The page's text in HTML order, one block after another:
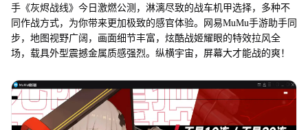
手《灰烬战线》今日激燃公测，淋漓尽致的战车机甲选择，多种不
同作战方式，为你带来更加极致的感官体验。网易MuMu手游助手同
步，地图视野广阔，画面细节丰富，炫酷战姬耀眼的特效拉风全
场，载具外型震撼金属质感强烈。纵横宇宙，屏幕大才能战的爽！